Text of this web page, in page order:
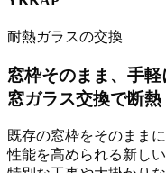
耐熱ガラスの交換
窓枠そのまま、手軽
窓ガラス交換で断熱
既存の窓枠をそのまま
性能を高められる新し